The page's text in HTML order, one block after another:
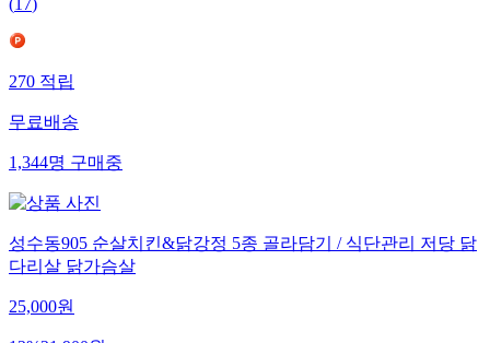
(17)
270적립
무료배송
1,344명구매중
성수동905 순살치킨&닭강정 5종 골라담기 / 식단관리 저당 닭
다리살 닭가슴살
25,000원